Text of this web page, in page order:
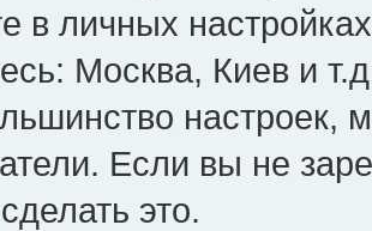
в личных
Москва, Киев и
настроек,
Если вы не
это.